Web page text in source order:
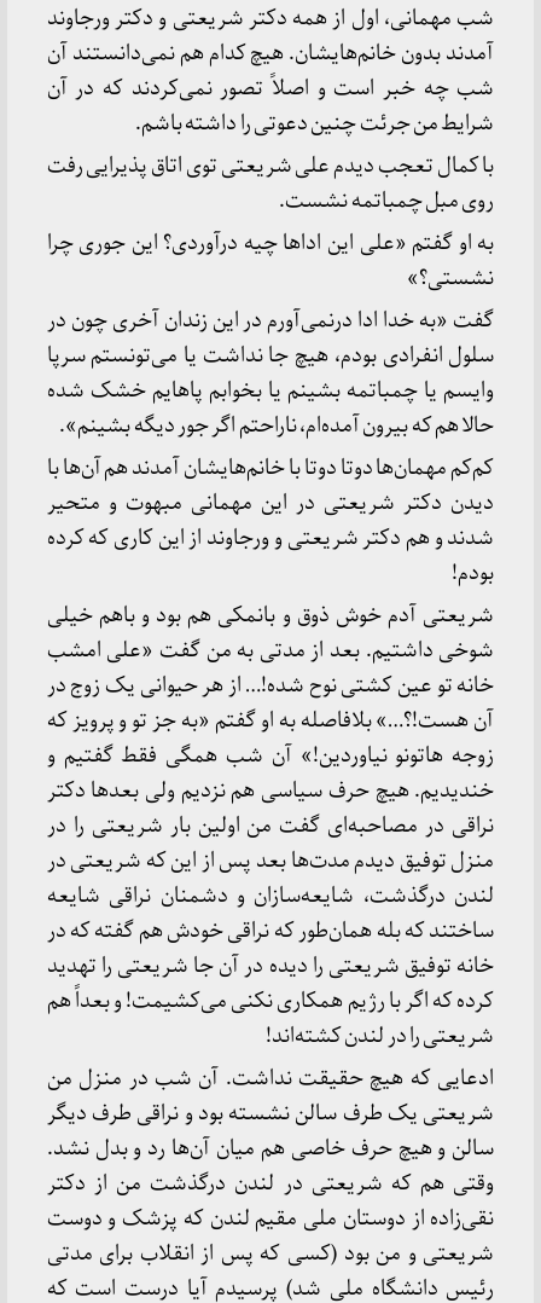
شب مهمانی، اول از همه دکتر شریعتی و دکتر ورجاوند
آمدند بدون خانم‌هایشان. هیچ کدام هم نمی‌دانستند آن
شب چه خبر است و اصلاً تصور نمی‌کردند که در آن
شرایط من جرئت چنین دعوتی را داشته باشم.
با کمال تعجب دیدم علی شریعتی توی اتاق پذیرایی رفت
روی مبل چمباتمه نشست.
به او گفتم «علی این اداها چیه درآوردی؟ این جوری چرا
نشستی؟»
گفت «به خدا ادا درنمی‌آورم در این زندان آخری چون در
سلول انفرادی بودم، هیچ جا نداشت یا می‌تونستم سرپا
وایسم یا چمباتمه بشینم یا بخوابم پاهایم خشک شده
حالا هم که بیرون آمده‌ام، ناراحتم اگر جور دیگه بشینم».
کم‌کم مهمان‌ها دوتا دوتا با خانم‌هایشان آمدند هم آن‌ها با
دیدن دکتر شریعتی در این مهمانی مبهوت و متحیر
شدند و هم دکتر شریعتی و ورجاوند از این کاری که کرده
بودم!
شریعتی آدم خوش ذوق و بانمکی هم بود و باهم خیلی
شوخی داشتیم. بعد از مدتی به من گفت «علی امشب
خانه تو عین کشتی نوح شده!… از هر حیوانی یک زوج در
آن هست!؟…» بلافاصله به او گفتم «به جز تو و پرویز که
زوجه هاتونو نیاوردین!» آن شب همگی فقط گفتیم و
خندیدیم. هیچ حرف سیاسی هم نزدیم ولی بعدها دکتر
نراقی در مصاحبه‌ای گفت من اولین بار شریعتی را در
منزل توفیق دیدم مدت‌ها بعد پس از این که شریعتی در
لندن درگذشت، شایعه‌سازان و دشمنان نراقی شایعه
ساختند که بله همان‌طور که نراقی خودش هم گفته که در
خانه توفیق شریعتی را دیده در آن جا شریعتی را تهدید
کرده که اگر با رژیم همکاری نکنی می‌کشیمت! و بعداً هم
شریعتی را در لندن کشته‌اند!
ادعایی که هیچ حقیقت نداشت. آن شب در منزل من
شریعتی یک طرف سالن نشسته بود و نراقی طرف دیگر
سالن و هیچ حرف خاصی هم میان آن‌ها رد و بدل نشد.
وقتی هم که شریعتی در لندن درگذشت من از دکتر
نقی‌زاده از دوستان ملی مقیم لندن که پزشک و دوست
شریعتی و من بود (کسی که پس از انقلاب برای مدتی
رئیس دانشگاه ملی شد) پرسیدم آیا درست است که